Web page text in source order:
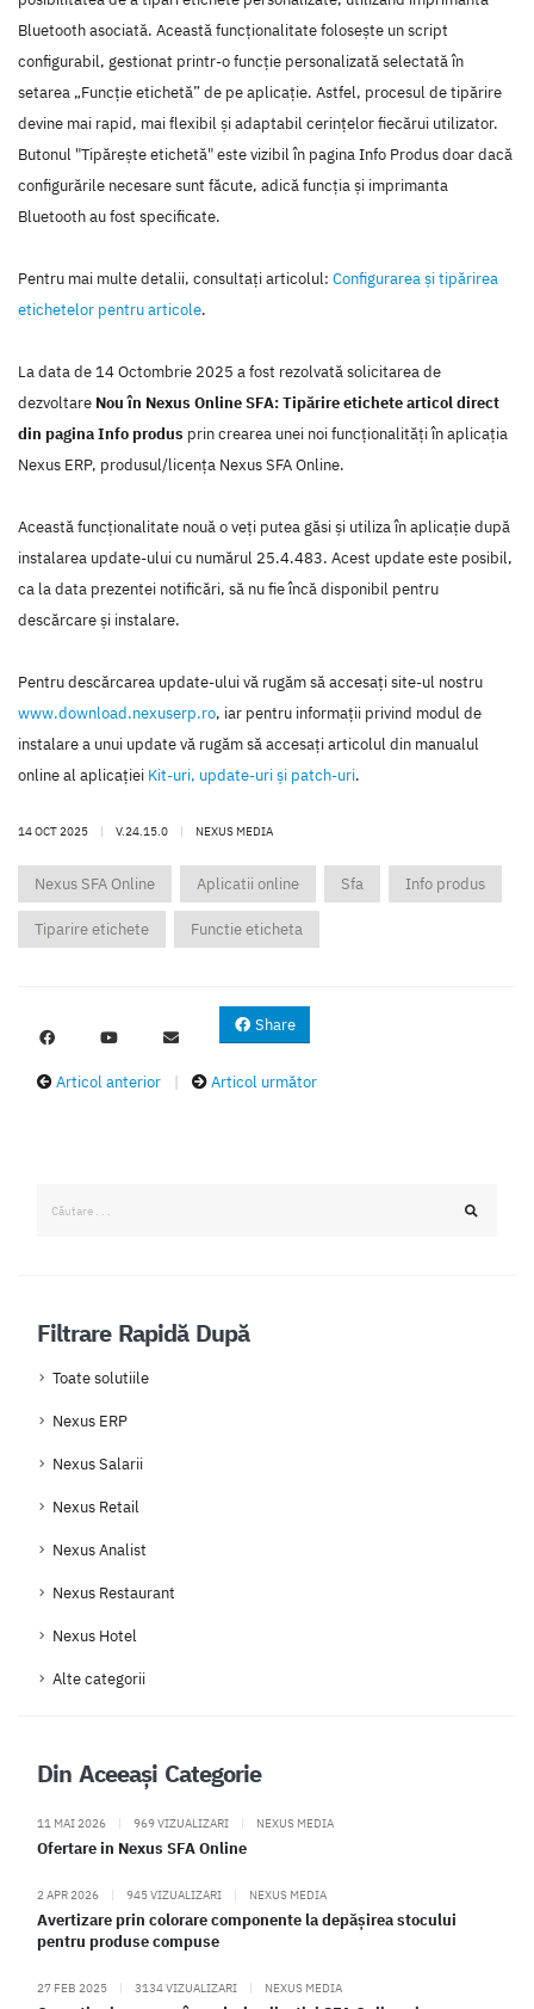
Bluetooth asociată. Această funcționalitate folosește un script
configurabil, gestionat printr-o funcție personalizată selectată în
setarea „Funcție etichetă” de pe aplicație. Astfel, procesul de tipărire
devine mai rapid, mai flexibil și adaptabil cerințelor fiecărui utilizator.
Butonul "Tipărește etichetă" este vizibil în pagina Info Produs doar dacă
configurările necesare sunt făcute, adică funcția și imprimanta
Bluetooth au fost specificate.
Pentru mai multe detalii, consultaţi articolul: Configurarea și tipărirea
etichetelor pentru articole.
La data de 14 Octombrie 2025 a fost rezolvată solicitarea de
dezvoltare Nou în Nexus Online SFA: Tipărire etichete articol direct
din pagina Info produs prin crearea unei noi funcţionalităţi în aplicaţia
Nexus ERP, produsul/licenţa Nexus SFA Online.
Această funcţionalitate nouă o veţi putea găsi şi utiliza în aplicaţie după
instalarea update-ului cu numărul 25.4.483. Acest update este posibil,
ca la data prezentei notificări, să nu fie încă disponibil pentru
descărcare şi instalare.
Pentru descărcarea update-ului vă rugăm să accesaţi site-ul nostru
www.download.nexuserp.ro, iar pentru informaţii privind modul de
instalare a unui update vă rugăm să accesaţi articolul din manualul
online al aplicaţiei Kit-uri, update-uri şi patch-uri.
14 OCT 2025 | V.24.15.0 | NEXUS MEDIA
Nexus SFA Online Aplicatii online Sfa Info produs
Tiparire etichete Functie eticheta
Share
Articol anterior | Articol următor
Filtrare Rapidă După
Toate solutiile
Nexus ERP
Nexus Salarii
Nexus Retail
Nexus Analist
Nexus Restaurant
Nexus Hotel
Alte categorii
Din Aceeași Categorie
11 MAI 2026 | 969 VIZUALIZARI | NEXUS MEDIA
Ofertare in Nexus SFA Online
2 APR 2026 | 945 VIZUALIZARI | NEXUS MEDIA
Avertizare prin colorare componente la depășirea stocului
pentru produse compuse
27 FEB 2025 | 3134 VIZUALIZARI | NEXUS MEDIA